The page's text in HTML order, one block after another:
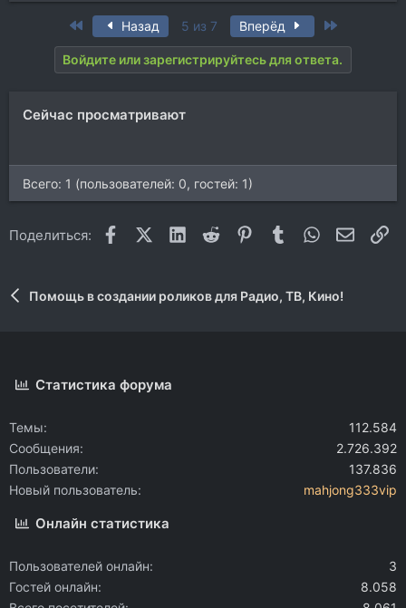
First Назад 5 из 7 Вперёд
Войдите или зарегистрируйтесь для ответа.
Сейчас просматривают
Всего: 1 (пользователей: 0, гостей: 1)
Поделиться: FacebookX (Twitter)
LinkedIn
Reddit Pinterest
Tumblr WhatsApp
Помощь в создании роликов для Радио, ТВ, Кино!
Статистика форума
Темы
112.584
Сообщения
2.726.392
Пользователи
137.836
Новый пользователь
mahjong333vip
Онлайн статистика
Пользователей онлайн
3
Гостей онлайн
8.058